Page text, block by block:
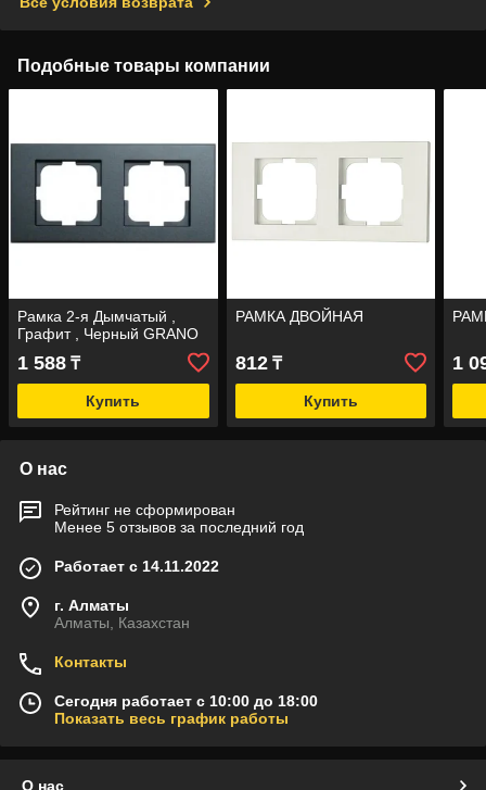
Подобные товары компании
Рамка 2-я Дымчатый ,
Графит , Черный GRANO
1 588 ₸
Купить
РАМКА ДВОЙНАЯ
812₸
Купить
1
О нас
Рейтинг не сформирован
Менее 5 отзывов за последний год
Работает с 14.11.2022
г. Алматы
Алматы, Казахстан
Контакты
Сегодня работает с 10:00 до 18:00
Показать весь график работы
О нас